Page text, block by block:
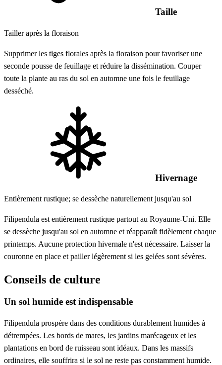
Taille
Tailler après la floraison
Supprimer les tiges florales après la floraison pour favoriser une
seconde pousse de feuillage et réduire la dissémination. Couper
toute la plante au ras du sol en automne une fois le feuillage
desséché.
Hivernage
Entièrement rustique; se dessèche naturellement jusqu'au sol
Filipendula est entièrement rustique partout au Royaume-Uni. Elle
se dessèche jusqu'au sol en automne et réapparaît fidèlement chaque
printemps. Aucune protection hivernale n'est nécessaire. Laisser la
couronne en place et pailler légèrement si les gelées sont sévères.
Conseils de culture
Un sol humide est indispensable
Filipendula prospère dans des conditions durablement humides à
détrempées. Les bords de mares, les jardins marécageux et les
plantations en bord de ruisseau sont idéaux. Dans les massifs
ordinaires, elle souffrira si le sol ne reste pas constamment humide.